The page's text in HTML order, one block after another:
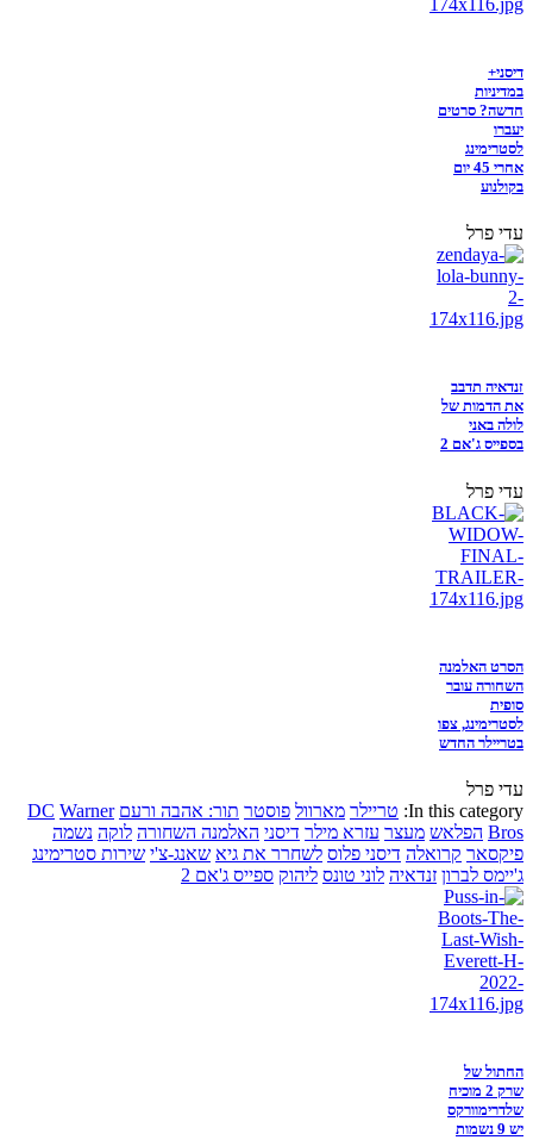
דיסני+
במדיניות
חדשה? סרטים
יעברו
לסטרימינג
אחרי 45 יום
בקולנוע
עדי פרל
זנדאיה תדבב
את הדמות של
לולה באני
בספייס ג'אם 2
עדי פרל
הסרט האלמנה
השחורה עובר
סופית
לסטרימינג, צפו
בטריילר החדש
עדי פרל
In this category: טריילר מארוול פוסטר תור: אהבה ורעם DC Warner
Bros הפלאש מעצר עזרא מילר דיסני האלמנה השחורה לוקה נשמה
פיקסאר קרואלה דיסני פלוס לשחרר את גיא שאנג-צ'י שירות סטרימינג
ג'יימס לברון זנדאיה לוני טונס ליהוק ספייס ג'אם 2
החתול של
שרק 2 מוכיח
שלדרימוורקס
יש 9 נשמות